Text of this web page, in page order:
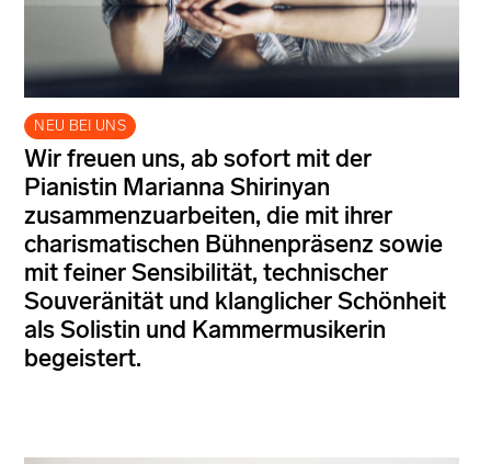
NEU BEI UNS
Wir freuen uns, ab sofort mit der
Pianistin Marianna Shirinyan
zusammenzuarbeiten, die mit ihrer
charismatischen Bühnenpräsenz sowie
mit feiner Sensibilität, technischer
Souveränität und klanglicher Schönheit
als Solistin und Kammermusikerin
begeistert.